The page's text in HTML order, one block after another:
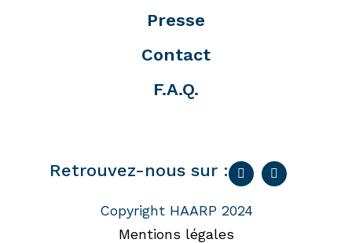
Presse
Contact
F.A.Q.
Retrouvez-nous sur :
Copyright HAARP 2024
Mentions légales